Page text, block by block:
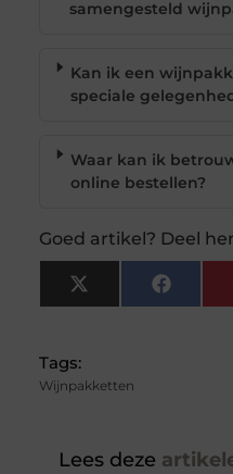
samengesteld
Kan ik een
speciale
Waar kan ik
online bestellen?
Goed artikel? Deel
X
(Twitter)
Tags:
Wijnpakketten
Lees deze